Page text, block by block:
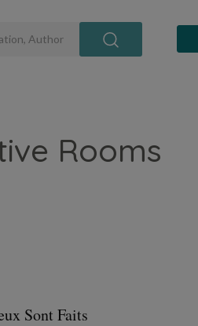
Rooms
Sont Faits